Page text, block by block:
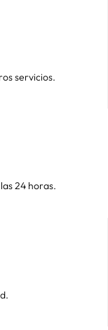
servicios.
24 horas.